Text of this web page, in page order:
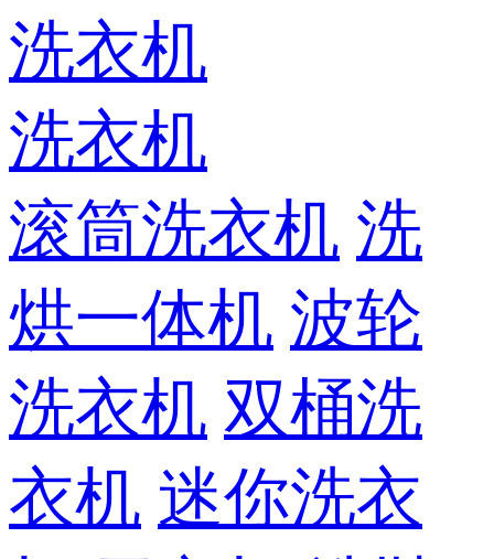
洗衣机
洗衣机
滚筒洗衣机 洗
烘一体机 波轮
洗衣机 双桶洗
衣机 迷你洗衣